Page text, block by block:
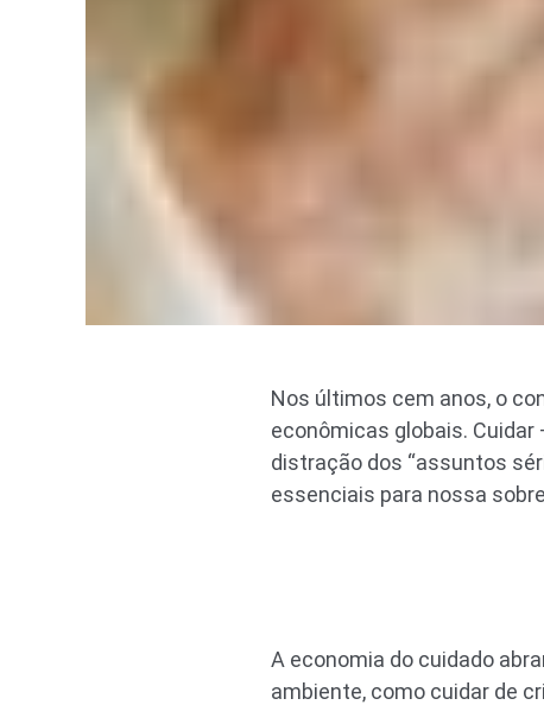
Nos últimos cem anos, o
econômicas globais.
distração dos “assuntos
essenciais para nossa
A economia do cuidado
ambiente, como cuidar de